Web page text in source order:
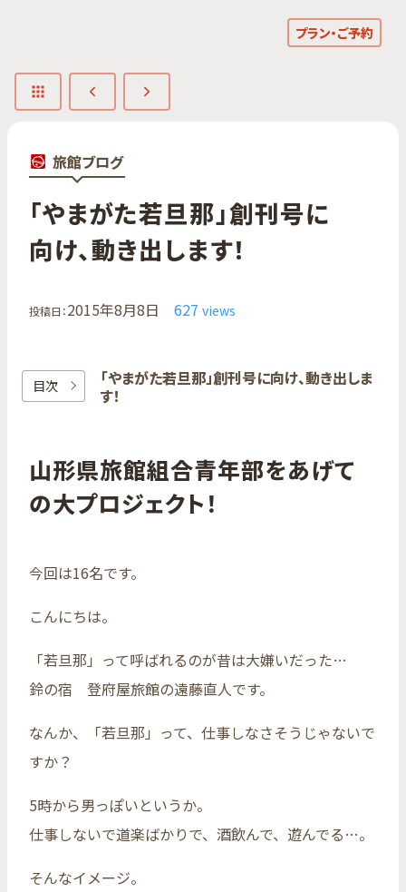
プラン・ご予約
旅館ブログ
「やまが​た​若旦那」​創刊号に​
向け、​動き出します！
投稿日：2015年8月8日 627 views
目次
「やまが​た​若旦那」​創刊号に​向け、​動き出しま
す！
山形県旅館組合青年部をあげて
の大プロジェクト！
今回は16名です。
こんにちは。
「若旦那」って呼ばれるのが昔は大嫌いだった…
鈴の宿 登府屋旅館の遠藤直人です。
なんか、「若旦那」って、仕事しなさそうじゃないで
すか？
5時から男っぽいというか。
仕事しないで道楽ばかりで、酒飲んで、遊んでる…。
そんなイメージ。